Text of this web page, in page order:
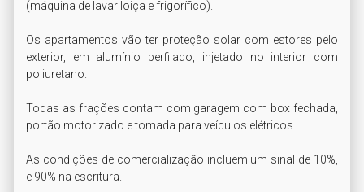
(máquina de lavar loiça e frigorífico).
Os apartamentos vão ter proteção solar com estores pelo
exterior, em alumínio perfilado, injetado no interior com
poliuretano.
Todas as frações contam com garagem com box fechada,
portão motorizado e tomada para veículos elétricos.
As condições de comercialização incluem um sinal de 10%,
e 90% na escritura.